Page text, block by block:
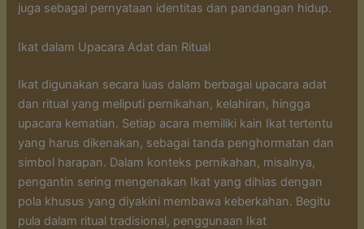
juga sebagai pernyataan identitas dan pandangan hidup.
Ikat dalam Upacara Adat dan Ritual
Ikat digunakan secara luas dalam berbagai upacara adat
dan ritual yang meliputi pernikahan, kelahiran, hingga
upacara kematian. Setiap acara memiliki kain Ikat tertentu
yang harus dikenakan, sebagai tanda penghormatan dan
simbol harapan. Dalam konteks pernikahan, misalnya,
pengantin sering mengenakan Ikat yang dihias dengan
pola khusus yang diyakini membawa keberkahan. Begitu
pula dalam ritual tradisional, penggunaan Ikat